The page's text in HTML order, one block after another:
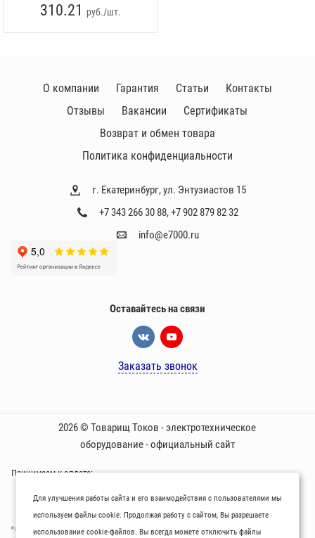
310.21 руб./шт.
г. Екатеринбург, ул. Энтузиастов 15
+7 343 266 30 88,+7 902 879 82 32
info@e7000.ru
О компании Гарантия Статьи
Контакты
Отзывы
Вакансии
Сертификаты
Возврат и обмен товара
Политика конфиденциальности
Оставайтесь на связи
Заказать звонок
2026 © Товарищ Токов - электротехническое
оборудование - официальный сайт
Принимаем к оплате:
*Oбращаем вaше внимaние нa то, что пpиведеные цeны и хaрактеристики
Для улучшения работы сайта и его взаимодействия с пользователями мы
используем файлы cookie. Продолжая работу с сайтом, Вы разрешаете
использование cookie-файлов. Вы всегда можете отключить файлы